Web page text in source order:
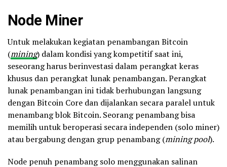
Node Miner
Untuk melakukan kegiatan penambangan Bitcoin
(mining) dalam kondisi yang kompetitif saat ini,
seseorang harus berinvestasi dalam perangkat keras
khusus dan perangkat lunak penambangan. Perangkat
lunak penambangan ini tidak berhubungan langsung
dengan Bitcoin Core dan dijalankan secara paralel untuk
menambang blok Bitcoin. Seorang penambang bisa
memilih untuk beroperasi secara independen (solo miner)
atau bergabung dengan grup penambang (mining pool).
Node penuh penambang solo menggunakan salinan